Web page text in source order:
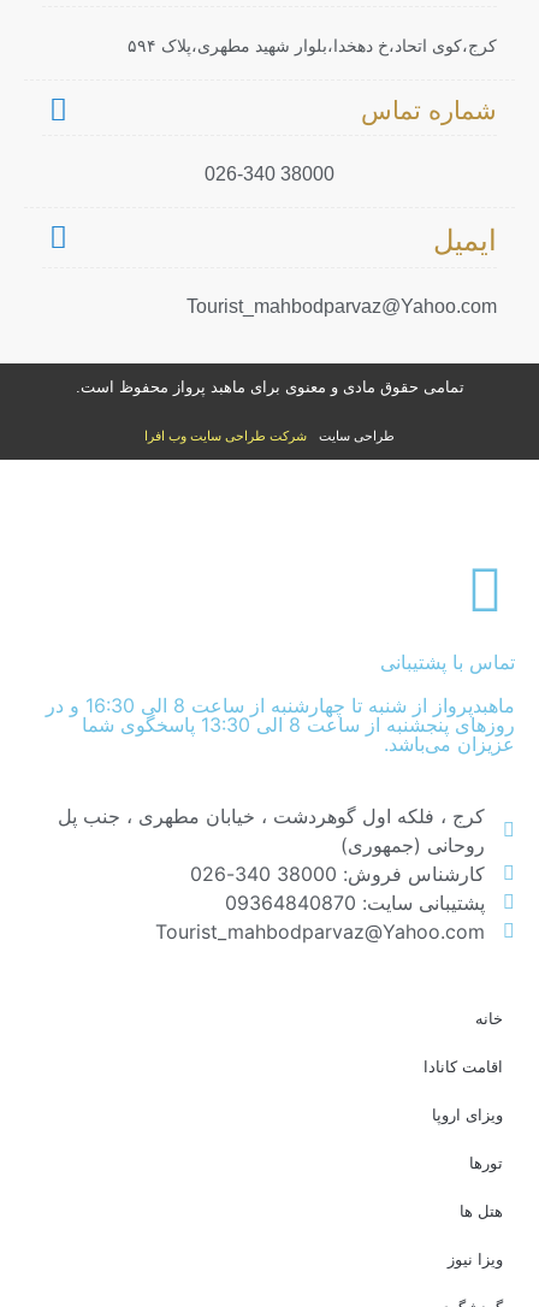
کرج،کوی اتحاد،خ دهخدا،بلوار شهید مطهری،پلاک ۵۹۴
شماره تماس
38000 026-340
ایمیل
Tourist_mahbodparvaz@Yahoo.com
تمامی حقوق مادی و معنوی برای ماهبد پرواز محفوظ است.
طراحی سایت شرکت طراحی سایت وب افرا
تماس با پشتیبانی
ماهبدپرواز از شنبه تا چهارشنبه از ساعت 8 الی 16:30 و در
روزهای پنجشنبه از ساعت 8 الی 13:30 پاسخگوی شما
عزیزان می‌باشد.
کرج ، فلکه اول گوهردشت ، خیابان مطهری ، جنب پل
روحانی (جمهوری)
کارشناس فروش: 38000 340-026
پشتیبانی سایت: 09364840870
Tourist_mahbodparvaz@Yahoo.com
خانه
اقامت کانادا
ویزای اروپا
تورها
هتل ها
ویزا نیوز